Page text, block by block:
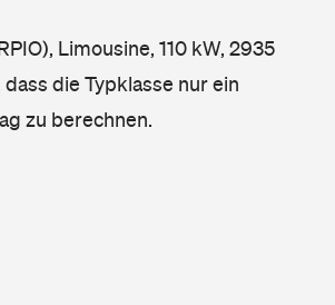
Limousine, 110 kW, 2935
die Typklasse nur ein
zu berechnen.